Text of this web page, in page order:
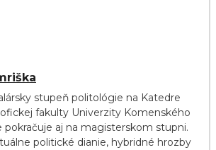
stupeň politológie na Katedre
fakulty Univerzity Komenského
pokračuje aj na magisterskom stupni.
politické dianie, hybridné hrozby